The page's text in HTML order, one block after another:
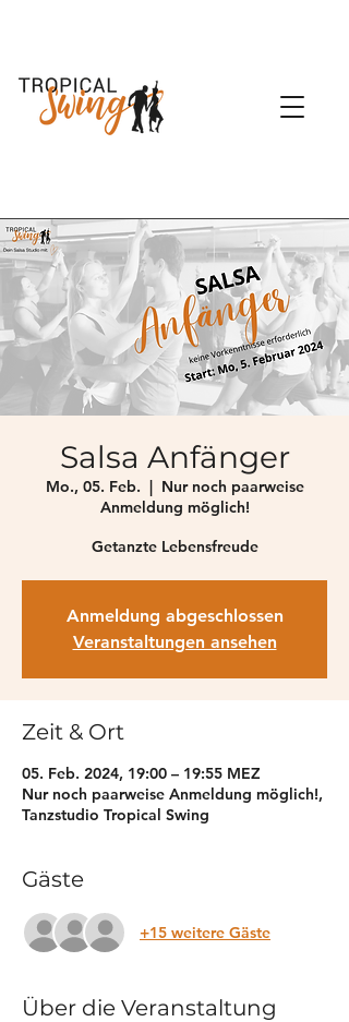
Salsa Anfänger
Mo., 05. Feb.
  |
Nur noch paarweise
Anmeldung möglich!
Getanzte Lebensfreude
Anmeldung abgeschlossen
Veranstaltungen ansehen
Zeit & Ort
05. Feb. 2024, 19:00 – 19:55 MEZ
Nur noch paarweise Anmeldung möglich!,
Tanzstudio Tropical Swing
Gäste
+15 weitere Gäste
Über die Veranstaltung